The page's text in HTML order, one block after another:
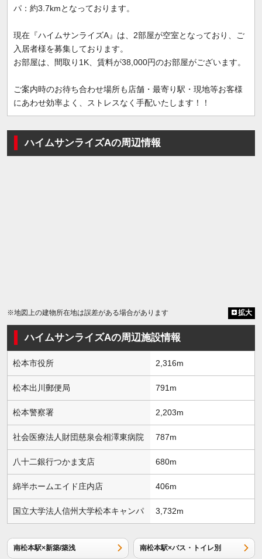
パ：約3.7kmとなっております。
現在『ハイムサンライズA』は、2部屋が空室となっており、ご
入居者様を募集しております。
お部屋は、間取り1K、賃料が38,000円のお部屋がございます。
ご案内時のお待ち合わせ場所も店舗・最寄り駅・現地等お客様
にあわせ効率よく、ストレスなく手配いたします！！
ハイムサンライズAの周辺情報
※地図上の建物所在地は誤差がある場合があります 拡大
ハイムサンライズAの周辺施設情報
松本市役所 2,316m
松本出川郵便局 791m
松本警察署 2,203m
社会医療法人財団慈泉会相澤東病院 787m
八十二銀行つかま支店 680m
綿半ホームエイド庄内店 406m
国立大学法人信州大学松本キャンパ 3,732m
南松本駅×新築/築浅 南松本駅×バス・トイレ別